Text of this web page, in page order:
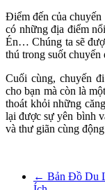
Điểm đến của
có những địa điểm
Én… Chúng ta sẽ
thú trong suốt chuyến
Cuối cùng, chuyến
cho bạn mà còn là
thoát khỏi những
lại được sự yên bình
và thư giãn cùng
← Bản Đồ Du